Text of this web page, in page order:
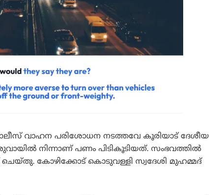
വാഹന പരിശോധന നടത്തവേ കൂരിയാട് ദേശീയ
നിന്നാണ് പണം പിടികൂടിയത്. സംഭവത്തിൽ
കോഴിക്കോട് കൊടുവള്ളി സ്വദേശി മുഹമ്മദ്